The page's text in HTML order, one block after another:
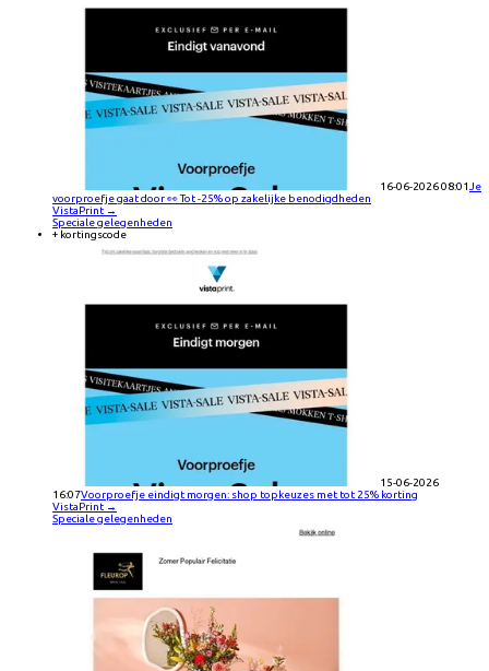
16-06-2026 08:01 Je
voorproefje gaat door 👀 Tot -25% op zakelijke benodigdheden
VistaPrint →
Speciale gelegenheden
+ kortingscode
15-06-2026
16:07Voorproefje eindigt morgen: shop topkeuzes met tot 25% korting
VistaPrint →
Speciale gelegenheden